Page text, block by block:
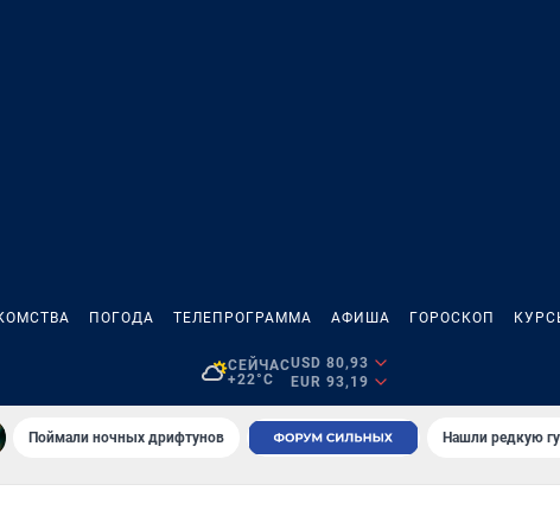
ПОГОДА ТЕЛЕПРОГРАММА АФИША ГОРОСКОП
СЕЙЧАС
+22°C
USD 80,93
EUR 93,19
Поймали ночных дрифтунов Нашли редкую